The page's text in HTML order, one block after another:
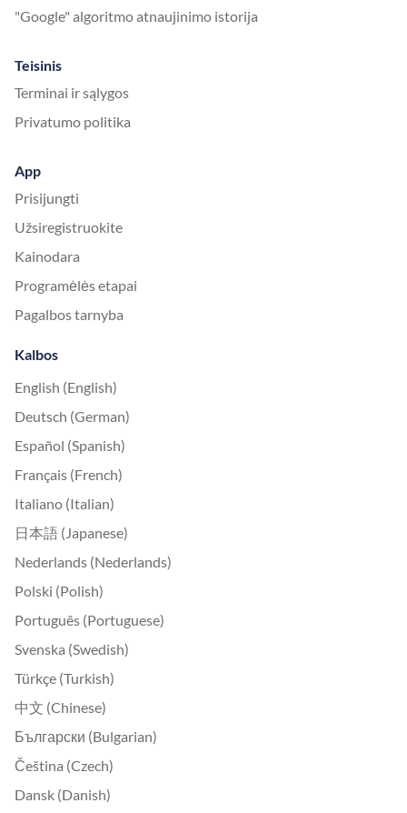
"Google" algoritmo atnaujinimo istorija
Teisinis
Terminai ir sąlygos
Privatumo politika
App
Prisijungti
Užsiregistruokite
Kainodara
Programėlės etapai
Pagalbos tarnyba
Kalbos
English (English)
Deutsch (German)
Español (Spanish)
Français (French)
Italiano (Italian)
日本語 (Japanese)
Nederlands (Nederlands)
Polski (Polish)
Português (Portuguese)
Svenska (Swedish)
Türkçe (Turkish)
中文 (Chinese)
Български (Bulgarian)
Čeština (Czech)
Dansk (Danish)